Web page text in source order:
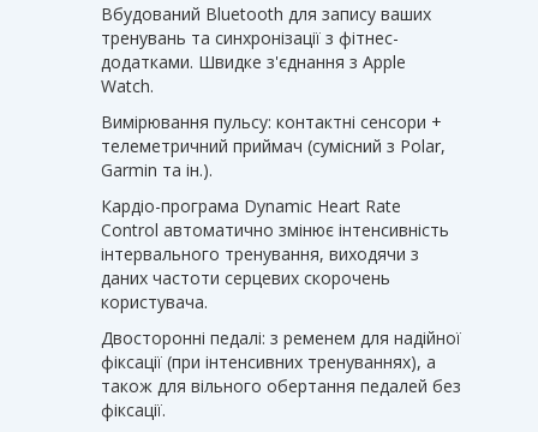
Вбудований Bluetooth для запису ваших
тренувань та синхронізації з фітнес-
додатками. Швидке з'єднання з Apple
Watch.
Вимірювання пульсу: контактні сенсори +
телеметричний приймач (сумісний з Polar,
Garmin та ін.).
Кардіо-програма Dynamic Heart Rate
Control автоматично змінює інтенсивність
інтервального тренування, виходячи з
даних частоти серцевих скорочень
користувача.
Двосторонні педалі: з ременем для надійної
фіксації (при інтенсивних тренуваннях), а
також для вільного обертання педалей без
фіксації.